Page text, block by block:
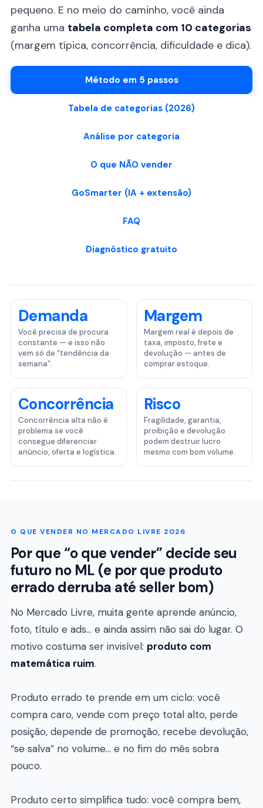
pequeno. E no meio do caminho, você ainda
ganha uma tabela completa com 10 categorias
(margem típica, concorrência, dificuldade e dica).
Método em 5 passos
Tabela de categorias (2026)
Análise por categoria
O que NÃO vender
GoSmarter (IA + extensão)
FAQ
Diagnóstico gratuito
Demanda
Você precisa de procura
constante — e isso não
vem só de “tendência da
semana”.
Margem
Margem real é depois de
taxa, imposto, frete e
devolução — antes de
comprar estoque.
Concorrência
Concorrência alta não é
problema se você
consegue diferenciar
anúncio, oferta e logística.
Risco
Fragilidade, garantia,
proibição e devolução
podem destruir lucro
mesmo com bom volume.
O QUE VENDER NO MERCADO LIVRE 2026
Por que “o que vender” decide seu
futuro no ML (e por que produto
errado derruba até seller bom)
No Mercado Livre, muita gente aprende anúncio,
foto, título e ads… e ainda assim não sai do lugar. O
motivo costuma ser invisível: produto com
matemática ruim.
Produto errado te prende em um ciclo: você
compra caro, vende com preço total alto, perde
posição, depende de promoção, recebe devolução,
“se salva” no volume… e no fim do mês sobra
pouco.
Produto certo simplifica tudo: você compra bem,